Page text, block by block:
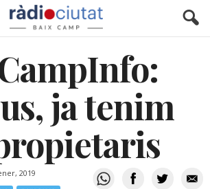
ja tenim
2019